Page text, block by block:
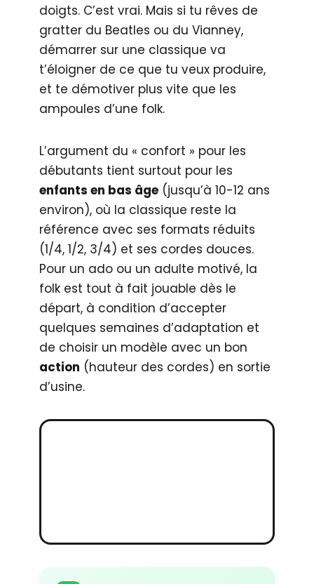
doigts. C’est vrai. Mais si tu rêves de
gratter du Beatles ou du Vianney,
démarrer sur une classique va
t’éloigner de ce que tu veux produire,
et te démotiver plus vite que les
ampoules d’une folk.
L’argument du « confort » pour les
débutants tient surtout pour les
enfants en bas âge (jusqu’à 10-12 ans
environ), où la classique reste la
référence avec ses formats réduits
(1/4, 1/2, 3/4) et ses cordes douces.
Pour un ado ou un adulte motivé, la
folk est tout à fait jouable dès le
départ, à condition d’accepter
quelques semaines d’adaptation et
de choisir un modèle avec un bon
action (hauteur des cordes) en sortie
d’usine.